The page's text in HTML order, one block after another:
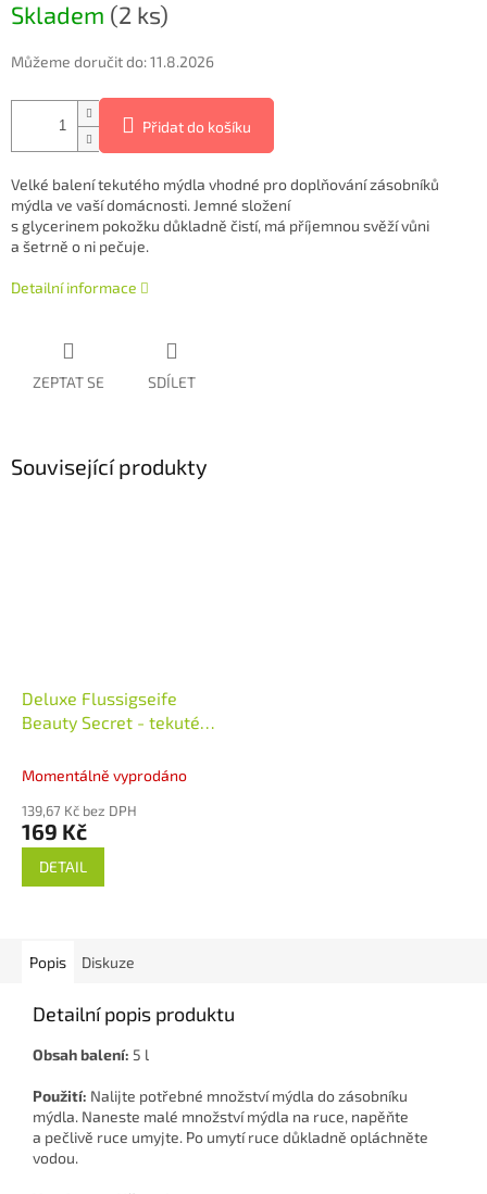
cena:
Skladem (2 ks)
Můžeme doručit do:11.8.2026
Přidat do košíku
Velké balení tekutého mýdla vhodné pro doplňování zásobníků
mýdla ve vaší domácnosti. Jemné složení
s glycerinem pokožku důkladně čistí, má příjemnou svěží vůni
a šetrně o ni pečuje.
Detailní informace
ZEPTAT SE SDÍLET
Související produkty
Deluxe Flussigseife
Beauty Secret - tekuté
Momentálně vyprodáno
139,67 Kč bez DPH
169 Kč
DETAIL
Popis Diskuze
Detailní popis produktu
Obsah balení: 5 l
Použití: Nalijte potřebné množství mýdla do zásobníku
mýdla. Naneste malé množství mýdla na ruce, napěňte
a pečlivě ruce umyjte. Po umytí ruce důkladně opláchněte
vodou.